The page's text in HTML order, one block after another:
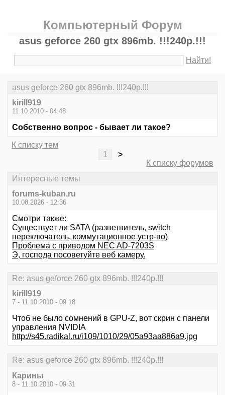
Компьютерный Форум
asus geforce 260 gtx 896mb. !!!240p.!!!
Найти!
asus geforce 260 gtx 896mb. !!!240p.!!!
kirill919
11.10.2010 - 04:48
Собственно вопрос - бывает ли такое?
К списку тем
1
>
К списку форумов
Интересные темы
forums-kuban.ru
10.08.2026 - 12:36
Смотри также:
Существует ли SATA (разветвитель, switch
переключатель, коммутационное устр-во)
Проблема с приводом NEC AD-7203S
Э, господа посоветуйте веб камеру.
Re: asus geforce 260 gtx 896mb. !!!240p.!!!
kirill919
7 - 11.10.2010 - 09:18
Чтоб не было сомнений в GPU-Z, вот скрин с панели
управления NVIDIA
http://s45.radikal.ru/i109/1010/29/05a93aa886a9.jpg
Re: asus geforce 260 gtx 896mb. !!!240p.!!!
Карины
8 - 11.10.2010 - 09:31